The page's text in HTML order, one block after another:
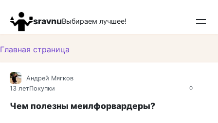
контенту
sravnuВыбираем лучшее!
Главная страница
0
Андрей Мягков
13 летПокупки
Чем полезны меилфорвардеры?